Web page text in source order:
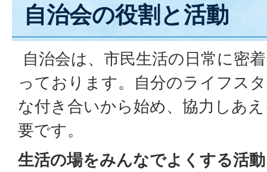
自治会の役割と活動
自治会は、市民生活の日常に密
っております。自分のライフス
な付き合いから始め、協力しあ
要です。
生活の場をみんなでよくする活動